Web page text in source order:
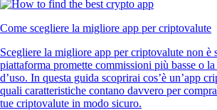
Come scegliere la migliore app per criptovalute
Scegliere la migliore app per criptovalute non è
piattaforma promette commissioni più basse o
d’uso. In questa guida scoprirai cos’è un’app
quali caratteristiche contano davvero per
tue criptovalute in modo sicuro.